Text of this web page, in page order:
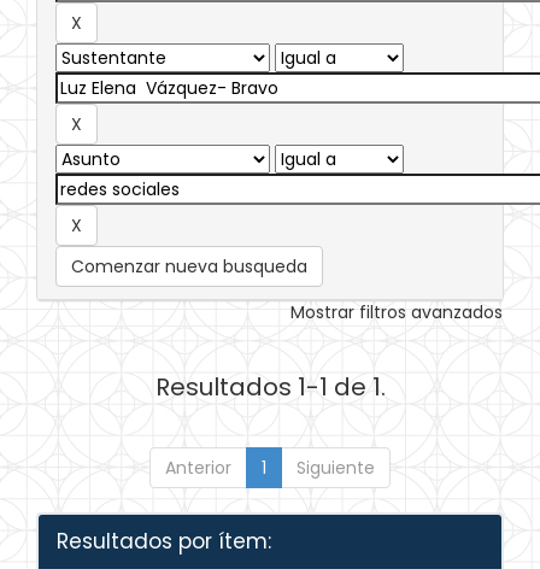
Comenzar nueva busqueda
Mostrar filtros avanzados
Resultados 1-1 de 1.
Anterior 1 Siguiente
Resultados por ítem: